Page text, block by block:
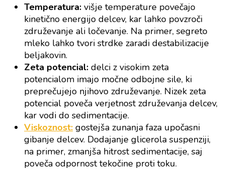
Temperatura: višje temperature povečajo
kinetično energijo delcev, kar lahko povzroči
združevanje ali ločevanje. Na primer, segreto
mleko lahko tvori strdke zaradi destabilizacije
beljakovin.
Zeta potencial: delci z visokim zeta
potencialom imajo močne odbojne sile, ki
preprečujejo njihovo združevanje. Nizek zeta
potencial poveča verjetnost združevanja delcev,
kar vodi do sedimentacije.
Viskoznost: gostejša zunanja faza upočasni
gibanje delcev. Dodajanje glicerola suspenziji,
na primer, zmanjša hitrost sedimentacije, saj
poveča odpornost tekočine proti toku.